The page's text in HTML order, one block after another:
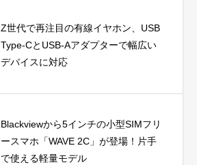
Z世代で再注目の有線イヤホン、USB
Type-CとUSB-Aアダプターで幅広い
デバイスに対応
Blackviewから5インチの小型SIMフリ
ースマホ「WAVE 2C」が登場！片手
で使える軽量モデル